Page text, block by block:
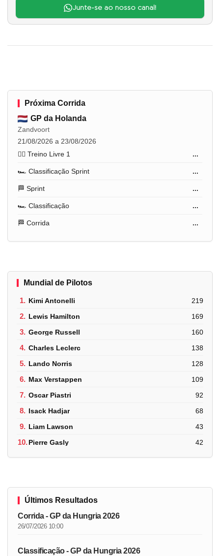
Junte-se ao nosso canal!
Próxima Corrida
GP da Holanda
Zandvoort
21/08/2026 a 23/08/2026
🏋️‍♂️ Treino Livre 1
...
🏎️ Classificação Sprint ...
🏁 Sprint ...
🏎️ Classificação ...
🏁 Corrida ...
Mundial de Pilotos
1. Kimi Antonelli 219
2. Lewis Hamilton 169
3. George Russell 160
4. Charles Leclerc 138
5. Lando Norris 128
6. Max Verstappen 109
7. Oscar Piastri 92
8. Isack Hadjar 68
9. Liam Lawson 43
10.Pierre Gasly 42
Últimos Resultados
Corrida - GP da Hungria 2026
26/07/2026 10:00
Classificação - GP da Hungria 2026